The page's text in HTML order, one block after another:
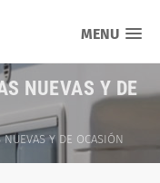
MENU
NUEVAS Y DE
NUEVAS Y DE OCASIÓN